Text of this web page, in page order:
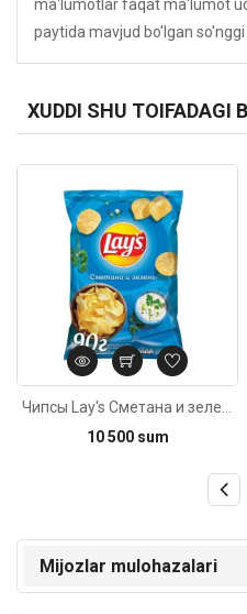
ma'lumotlar faqat ma'lumot
paytida mavjud bo'lgan
XUDDI SHU TOIFADAGI
10 500 sum
Mijozlar mulohazalari